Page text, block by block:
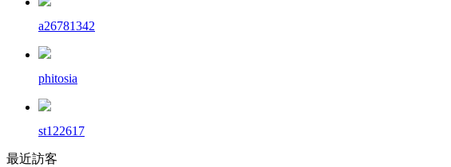
a26781342
phitosia
st122617
最近訪客